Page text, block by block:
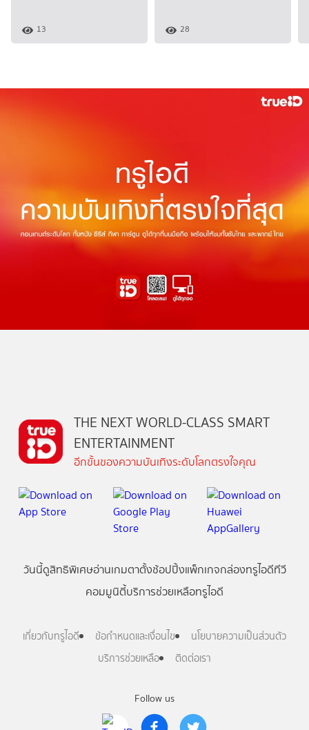
13 28
Follow us
THE NEXT WORLD-CLASS SMART
ENTERTAINMENT
อีกขั้นของความบันเทิงระดับโลกตรงใจคุณ
วันนี้ดูสิทธิพิเศษอ่านเกมตาตั้งช้อปปิ้งแพ็กเกจกล่องทรูไอดีทีวี
คอมมูนิตี้บริการช่วยเหลือทรูไอดี
เกี่ยวกับทรูไอดี ข้อกำหนดและเงื่อนไข
นโยบายความเป็นส่วนตัว
บริการช่วยเหลือ
ติดต่อเรา